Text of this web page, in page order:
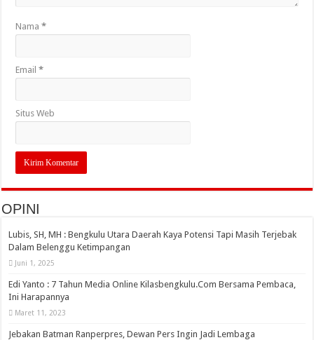
Nama*
Email*
Situs Web
OPINI
Lubis, SH, MH : Bengkulu Utara Daerah Kaya Potensi Tapi Masih Terjebak
Dalam Belenggu Ketimpangan
Juni 1, 2025
Edi Yanto : 7 Tahun Media Online Kilasbengkulu.Com Bersama Pembaca,
Ini Harapannya
Maret 11, 2023
Jebakan Batman Ranperpres, Dewan Pers Ingin Jadi Lembaga